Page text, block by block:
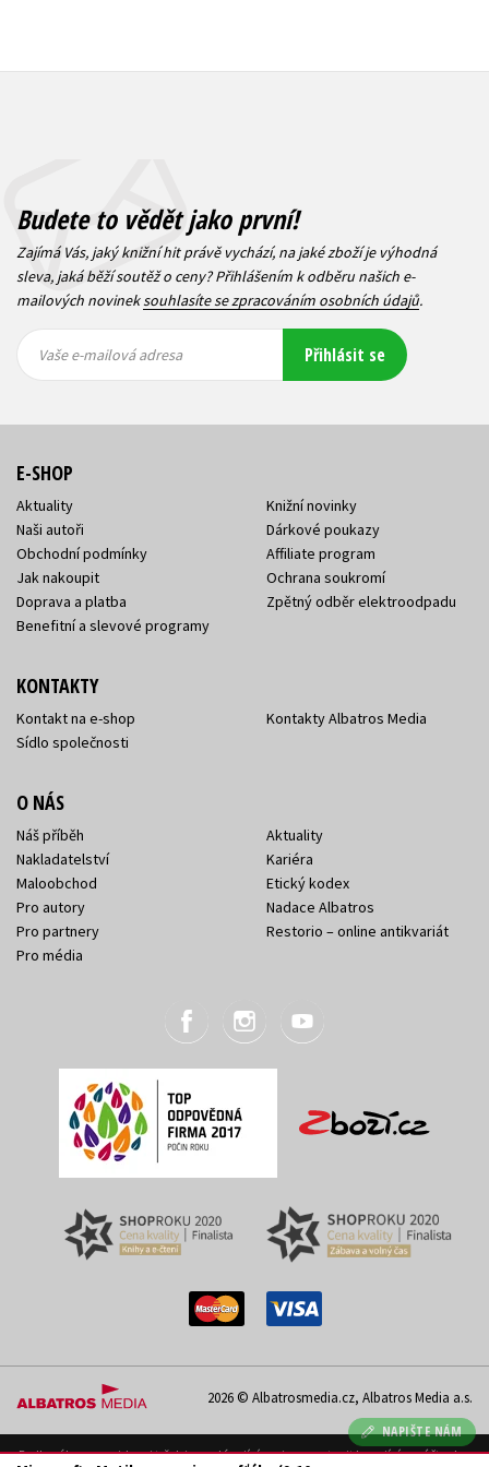
NAPIŠTE NÁM
Budete to vědět jako první!
Zajímá Vás, jaký knižní hit právě vychází, na jaké zboží je výhodná
sleva, jaká běží soutěž o ceny? Přihlášením k odběru našich e-
mailových novineksouhlasíte se zpracováním osobních údajů.
mailová
mailová
Vaše e-mailová adresa Přihlásit se
E-SHOP
Aktuality
Naši autoři
Obchodní podmínky
Jak nakoupit
Doprava a platba
Benefitní a slevové programy
Knižní novinky
Dárkové poukazy
Affiliate program
Ochrana soukromí
Zpětný odběr elektroodpadu
KONTAKTY
Kontakt na e-shop
Sídlo společnosti
Kontakty Albatros Media
O NÁS
Náš příběh
Nakladatelství
Maloobchod
Pro autory
Pro partnery
Pro média
Aktuality
Kariéra
Etický kodex
Nadace Albatros
Restorio – online antikvariát
2026 © Albatrosmedia.cz, Albatros Media a.s.
Podle zákona o evidenci tržeb je prodávající povinen vystavit kupujícímu účtenku.